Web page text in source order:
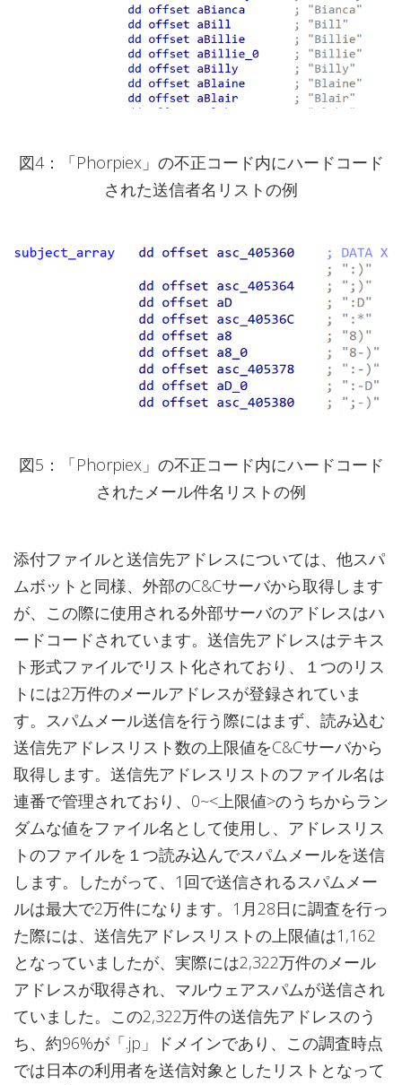
図4：「Phorpiex」の不正コード内にハードコード
された送信者名リストの例
図5：「Phorpiex」の不正コード内にハードコード
されたメール件名リストの例
添付ファイルと送信先アドレスについては、他スパ
ムボットと同様、外部のC&Cサーバから取得します
が、この際に使用される外部サーバのアドレスはハ
ードコードされています。送信先アドレスはテキス
ト形式ファイルでリスト化されており、１つのリス
トには2万件のメールアドレスが登録されていま
す。スパムメール送信を行う際にはまず、読み込む
送信先アドレスリスト数の上限値をC&Cサーバから
取得します。送信先アドレスリストのファイル名は
連番で管理されており、0~<上限値>のうちからラン
ダムな値をファイル名として使用し、アドレスリス
トのファイルを１つ読み込んでスパムメールを送信
します。したがって、1回で送信されるスパムメー
ルは最大で2万件になります。1月28日に調査を行っ
た際には、送信先アドレスリストの上限値は1,162
となっていましたが、実際には2,322万件のメール
アドレスが取得され、マルウェアスパムが送信され
ていました。この2,322万件の送信先アドレスのう
ち、約96%が「.jp」ドメインであり、この調査時点
では日本の利用者を送信対象としたリストとなって